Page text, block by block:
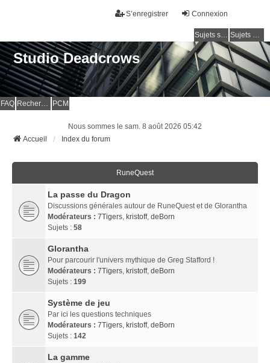
Connexion
S’enregistrer
Sujets sans réponse Sujets actifs
Studio Deadcrows
FAQ Rechercher PCM
Nous sommes le sam. 8 août 2026 05:42
Accueil
Index du forum
RuneQuest
La passe du Dragon
Discussions générales autour de RuneQuest et de Glorantha
Modérateurs : 7Tigers, kristoff, deBorn
Sujets : 58
Glorantha
Pour parcourir l'univers mythique de Greg Stafford !
Modérateurs : 7Tigers, kristoff, deBorn
Sujets : 199
Système de jeu
Par ici les questions techniques
Modérateurs : 7Tigers, kristoff, deBorn
Sujets : 142
La gamme